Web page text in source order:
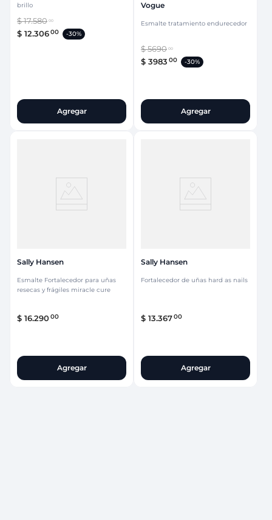
brillo
$17.580 00
$ 12.30600 -30%
Agregar
Vogue
Esmalte tratamiento endurecedor
$5690 00
$ 3983 00 -30%
Agregar
Sally Hansen
Esmalte Fortalecedor para uñas
resecas y frágiles miracle cure
$ 16.29000
Agregar
Sally Hansen
Fortalecedor de uñas hard as nails
$ 13.36700
Agregar